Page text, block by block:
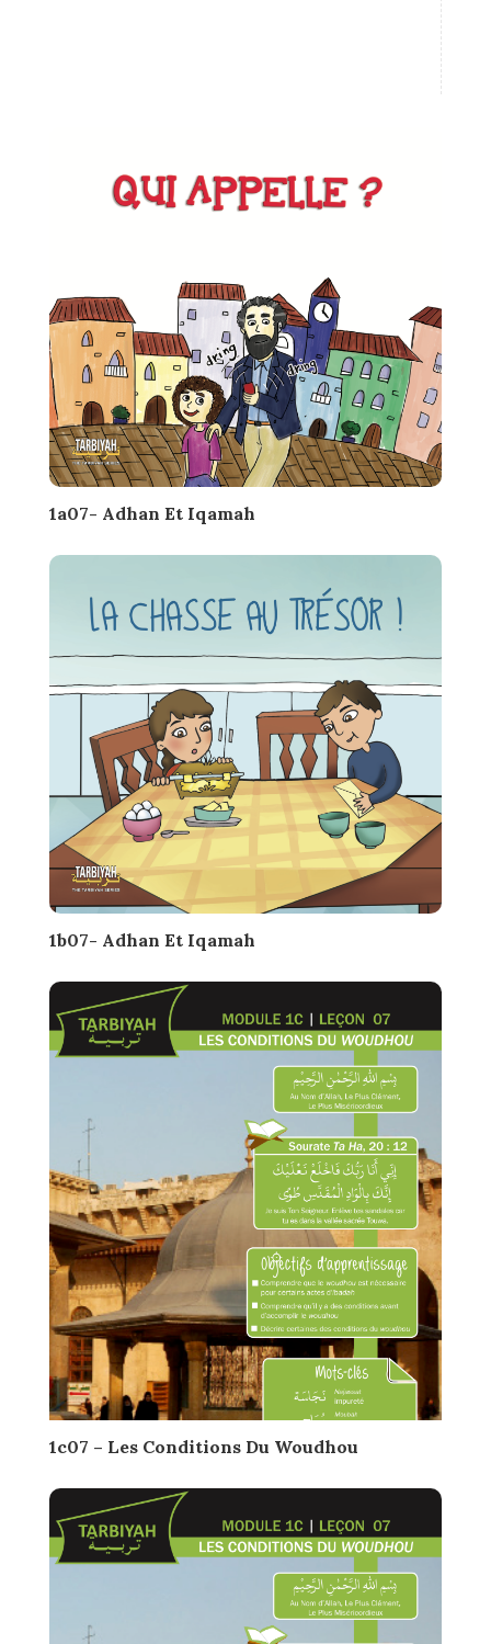
1a07- Adhan Et Iqamah
1b07- Adhan Et Iqamah
1c07 – Les Conditions Du Woudhou